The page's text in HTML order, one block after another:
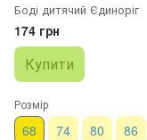
Боді дитячий Єдиноріг
174 грн
Купити
Розмір
68 74 80 86